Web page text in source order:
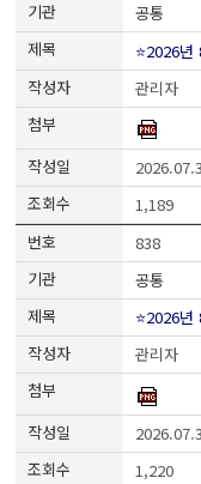
공통
⭐2026년
관리자
1,189
838
공통
⭐2026년
관리자
1,220